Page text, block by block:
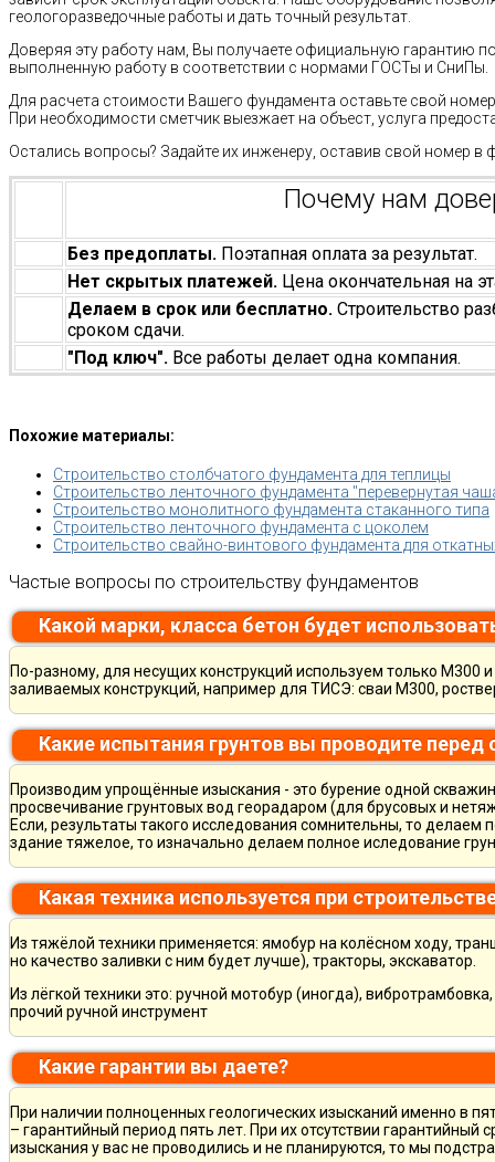
геологоразведочные работы и дать точный результат.
Доверяя эту работу нам, Вы получаете официальную гарантию
выполненную работу в соответствии с нормами ГОСТы и СниПы.
Для расчета стоимости Вашего фундамента оставьте свой
При необходимости сметчик выезжает на объест, услуга
Остались вопросы? Задайте их инженеру, оставив свой номер в
Почему нам
Без предоплаты. Поэтапная оплата за результат.
Нет скрытых платежей. Цена окончательная на
Делаем в срок или бесплатно. Строительство
сроком сдачи.
"Под ключ". Все работы делает одна компания.
Похожие материалы:
Строительство столбчатого фундамента для теплицы
Строительство ленточного фундамента "перевернутая
Строительство монолитного фундамента стаканного типа
Строительство ленточного фундамента с цоколем
Строительство свайно-винтового фундамента для
Частые вопросы по строительству фундаментов
Какой марки, класса бетон будет
По-разному, для несущих конструкций используем только М300
заливаемых конструкций, например для ТИСЭ: сваи М300,
Какие испытания грунтов вы проводите перед
Производим упрощённые изыскания - это бурение одной
просвечивание грунтовых вод георадаром (для брусовых и
Если, результаты такого исследования сомнительны, то делаем
здание тяжелое, то изначально делаем полное иследование
Какая техника используется при
Из тяжёлой техники применяется: ямобур на колёсном ходу,
но качество заливки с ним будет лучше), тракторы, экскаватор.
Из лёгкой техники это: ручной мотобур (иногда),
прочий ручной инструмент
Какие гарантии вы даете?
При наличии полноценных геологических изысканий именно в
– гарантийный период пять лет. При их отсутствии гарантийный
изыскания у вас не проводились и не планируются, то мы